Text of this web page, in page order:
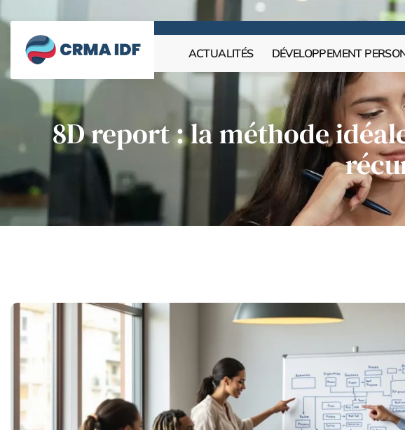
ACTUALITÉS DÉVELOPPEMENT
8D report : la méthode